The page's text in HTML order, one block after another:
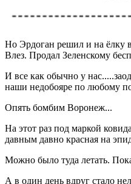
Но Эрдоган решил и на ёлку
Влез. Продал Зеленскому
И все как обычно у
наши недобояре по любому
Опять бомбим Воронеж...
На этот раз под маркой
давным давно красная на
Можно было туда летать.
А в один день вдруг стало